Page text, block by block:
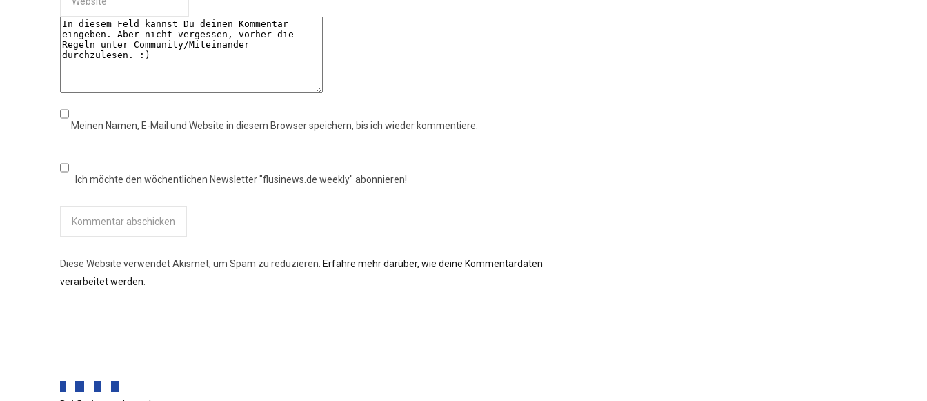
Meinen Namen, E-Mail und Website in diesem Browser speichern, bis ich wieder kommentiere.
Ich möchte den wöchentlichen Newsletter "flusinews.de weekly" abonnieren!
Diese Website verwendet Akismet, um Spam zu reduzieren. Erfahre mehr darüber, wie deine Kommentardaten
verarbeitet werden.